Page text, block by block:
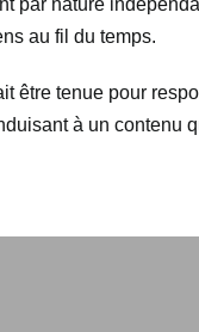
par nature
au fil du temps.
être tenue pour
à un contenu